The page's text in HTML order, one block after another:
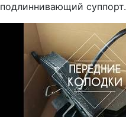
подлиннивающий суппорт.